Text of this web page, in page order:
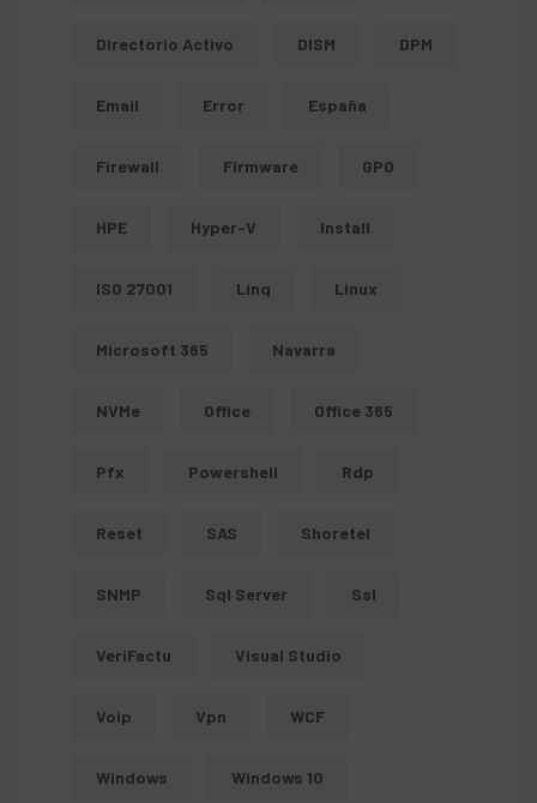
Directorio Activo DISM DPM
Email Error España
Firewall Firmware GPO
HPE Hyper-V Install
ISO 27001 Linq Linux
Microsoft 365 Navarra
NVMe Office Office 365
Pfx Powershell Rdp
Reset SAS Shoretel
SNMP Sql Server Ssl
VeriFactu Visual Studio
Voip Vpn WCF
Windows Windows 10